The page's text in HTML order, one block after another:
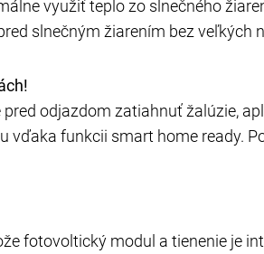
využiť teplo zo slnečného
slnečným žiarením bez veľkých
odjazdom zatiahnuť žalúzie,
funkcii smart home ready.
fotovoltický modul a tienenie je